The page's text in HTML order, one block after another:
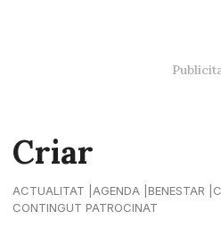
Criar
ACTUALITAT AGENDA BENESTAR
CONTINGUT PATROCINAT